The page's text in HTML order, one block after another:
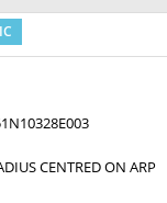
CENTRED ON ARP